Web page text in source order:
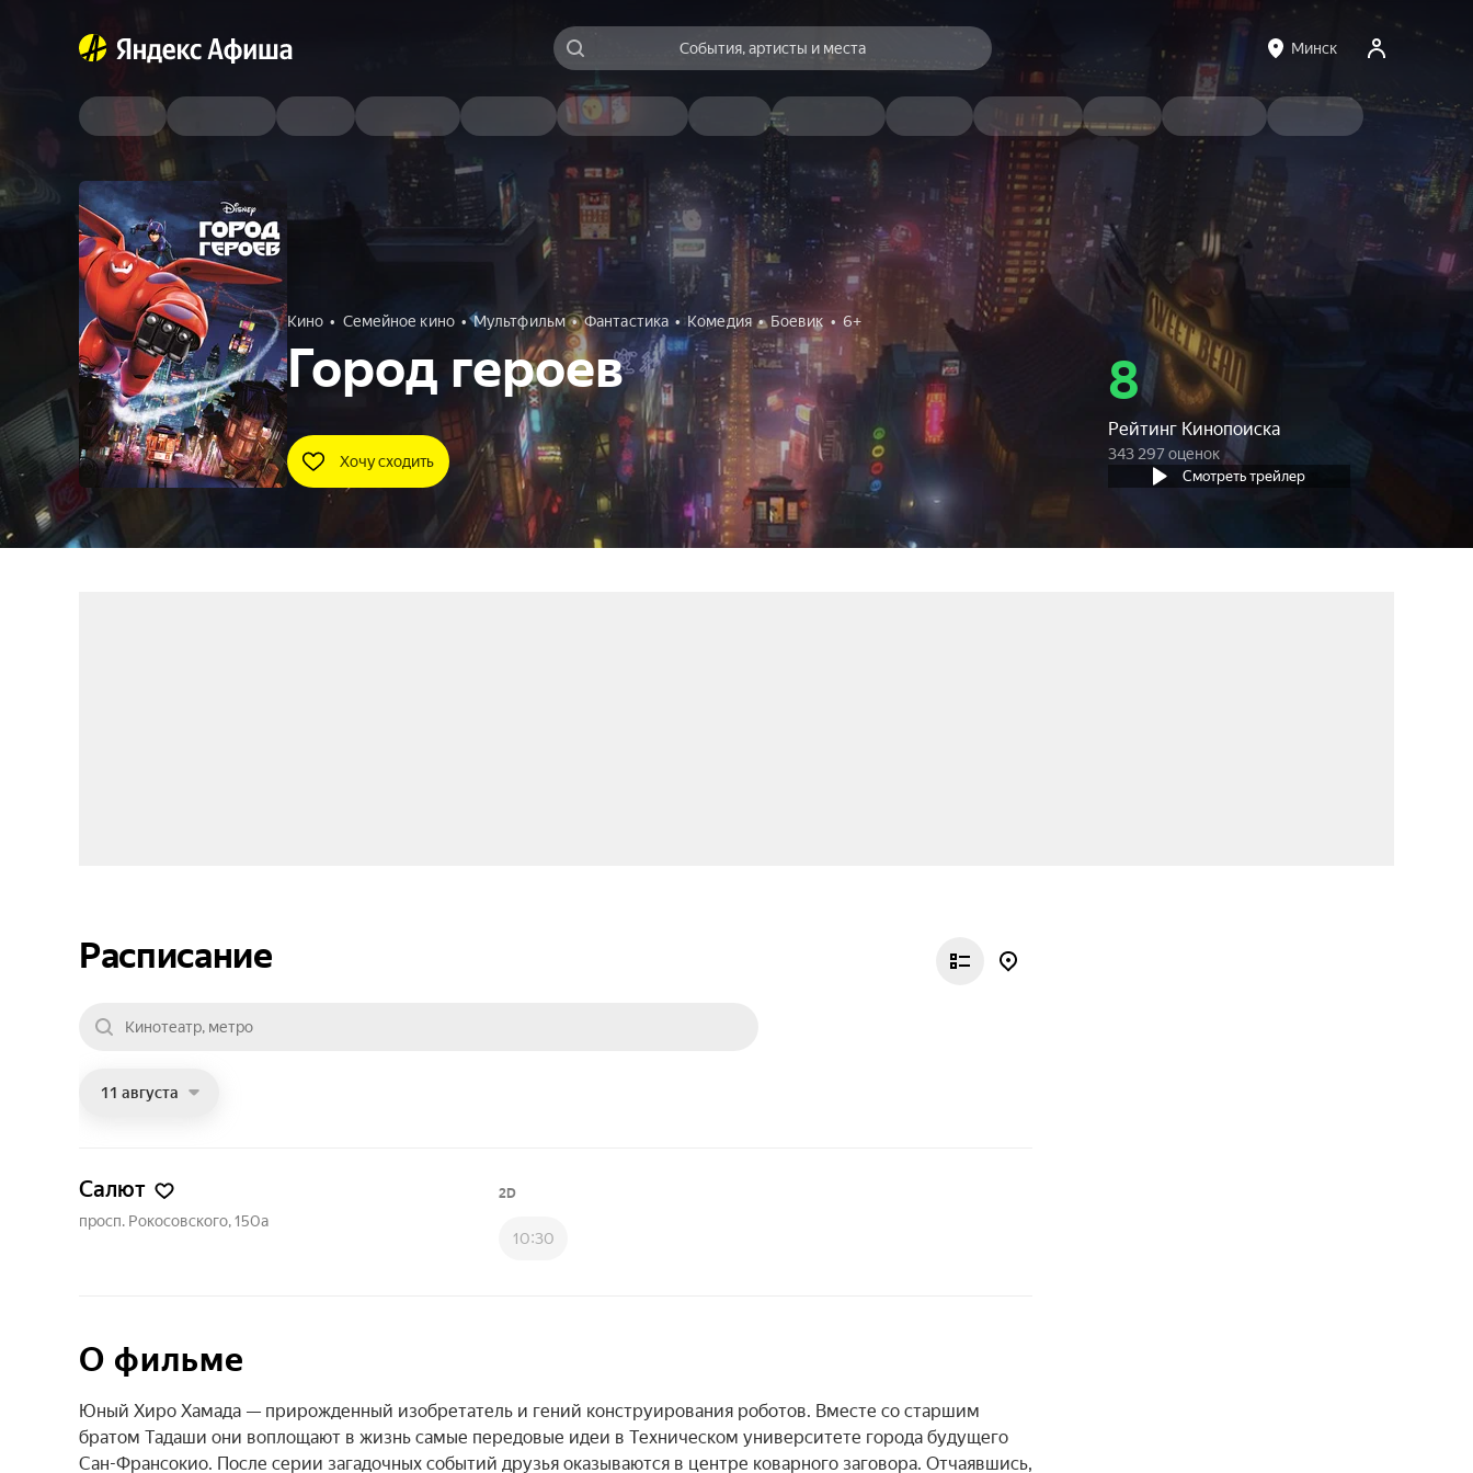
События, артисты и места Минск
Кино Семейное кино Мультфильм Фантастика Комедия Боевик 6+
Город героев
Хочу сходить
8
Рейтинг Кинопоиска
343 297 оценок
Смотреть трейлер
Расписание
11 августа
Салют
просп. Рокосовского, 150а
2D
10:30
О фильме
Юный Хиро Хамада — прирожденный изобретатель и гений конструирования роботов. Вместе со старшим
братом Тадаши они воплощают в жизнь самые передовые идеи в Техническом университете города будущего
Сан-Франсокио. После серии загадочных событий друзья оказываются в центре коварного заговора. Отчаявшись,